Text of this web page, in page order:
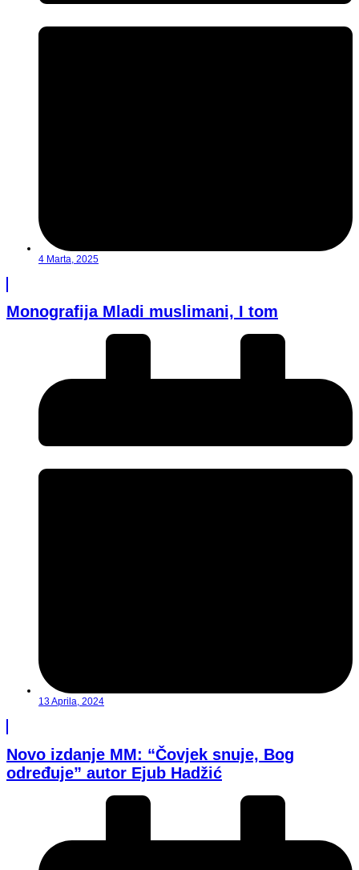
4 Marta, 2025
Monografija Mladi muslimani, I tom
13 Aprila, 2024
Novo izdanje MM: “Čovjek snuje, Bog
određuje” autor Ejub Hadžić